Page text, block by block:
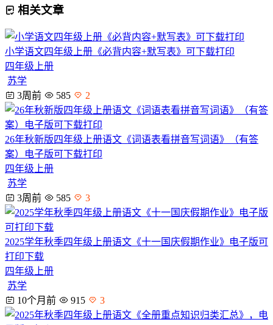
相关文章
小学语文四年级上册《必背内容+默写表》可下载打印
四年级上册
苏学
3周前
585 2
26年秋新版四年级上册语文《词语表看拼音写词语》（有答
案）电子版可下载打印
四年级上册
苏学
3周前
585 3
2025学年秋季四年级上册语文《十一国庆假期作业》电子版可
打印下载
四年级上册
苏学
10个月前
915 3